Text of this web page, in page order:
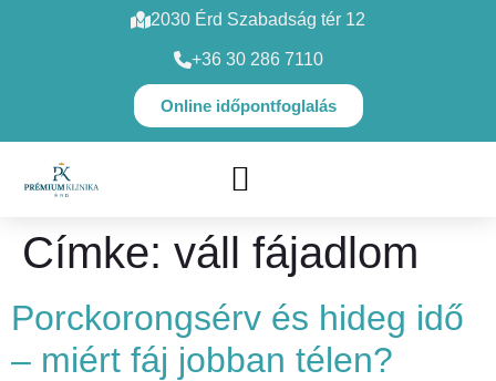
2030 Érd Szabadság tér 12
+36 30 286 7110
Online időpontfoglalás
Címke: váll fájadlom
Porckorongsérv és hideg idő
– miért fáj jobban télen?